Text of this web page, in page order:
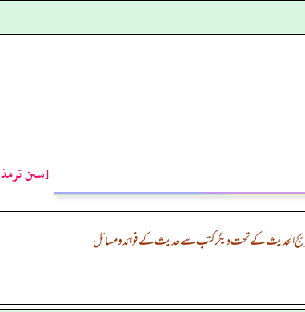
[سنن
الحدیث کے تحت دیگر کتب سے حدیث کے فوائد و مسائل